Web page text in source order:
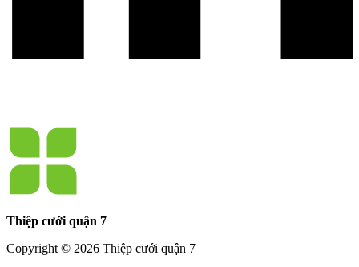
Thiệp cưới quận 7
Copyright © 2026 Thiệp cưới quận 7